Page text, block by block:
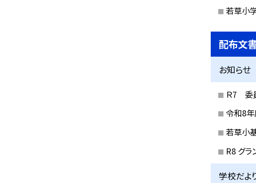
若草小
配布文
お知らせ
Ｒ7 委
令和8
若草小
R8 グラ
学校だよ